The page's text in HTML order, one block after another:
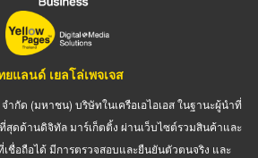
ยแลนด์ เยลโล่เพจเจส
ำกัด (มหาชน) บริษัทในเครือเอไอเอส ในฐานะผู้นำที่
ดด้านดิจิทัล มาร์เก็ตติ้ง ผ่านเว็บไซต์รวมสินค้าและ
เชื่อถือได้ มีการตรวจสอบและยืนยันตัวตนจริง และ